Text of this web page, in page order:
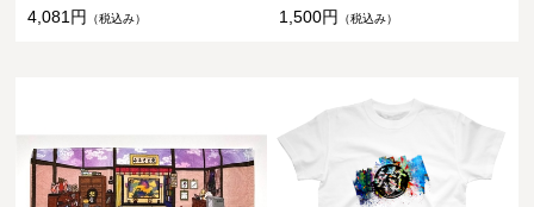
4,081円
（税込み）
1,500円
（税込み）